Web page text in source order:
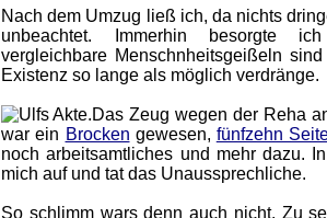
Nach dem Umzug ließ ich, da nichts
unbeachtet. Immerhin besorgte
vergleichbare Menschnheitsgeißeln
Existenz so lange als möglich verdränge.
Das Zeug wegen der Reha
war ein Brocken gewesen, fünfzehn
noch arbeitsamtliches und mehr dazu.
mich auf und tat das Unaussprechliche.
So schlimm wars denn auch nicht. Zu